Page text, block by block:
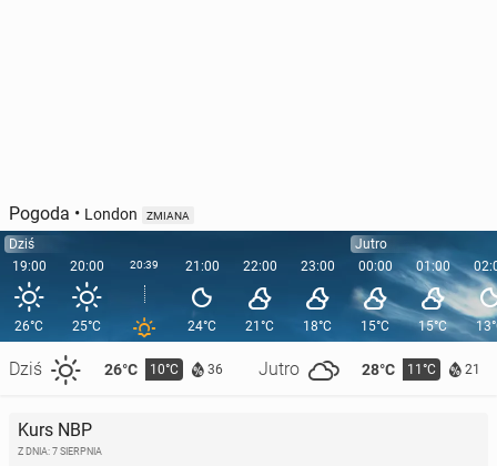
Pogoda • London ZMIANA
Dziś
19:00
26°C
Dziś 26°C 10°C 36 Jutro 28°C 11°C 21
20:00
25°C
20:39 21:00
24°C
22:00
21°C
23:00
18°C
Jutro
00:00
15°C
01:00
15°C
Kurs NBP
Z DNIA: 7 SIERPNIA